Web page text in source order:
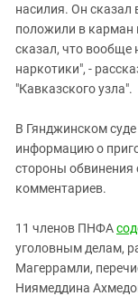
насилия. Он сказал
положили в карман
сказал, что вообще
наркотики", -
"Кавказского узла".
В Гянджинском
информацию о
стороны обвинения
комментариев.
11 членов ПНФА
уголовным делам,
Магеррамли,
Ниямеддина